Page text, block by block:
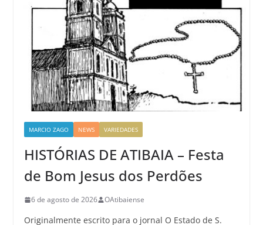
MARCIO ZAGO NEWS VARIEDADES
HISTÓRIAS DE ATIBAIA – Festa
de Bom Jesus dos Perdões
6 de agosto de 2026 OAtibaiense
Originalmente escrito para o jornal O Estado de S.